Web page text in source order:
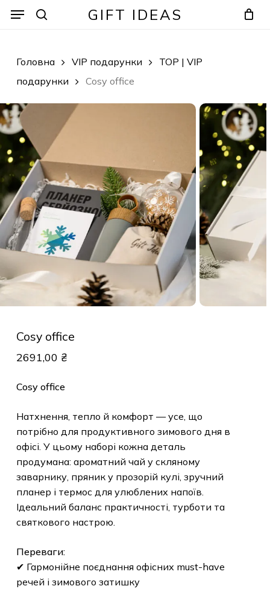
GIFT IDEAS
Menu
Головна VIP подарунки
TOP | VIP
подарунки
Cosy office
Cosy office
2691,00 ₴
Cosy office
Натхнення, тепло й комфорт — усе, що
потрібно для продуктивного зимового дня в
офісі. У цьому наборі кожна деталь
продумана: ароматний чай у скляному
заварнику, пряник у прозорій кулі, зручний
планер і термос для улюблених напоїв.
Ідеальний баланс практичності, турботи та
святкового настрою.
Переваги:
✔ Гармонійне поєднання офісних must-have
речей і зимового затишку
Menu